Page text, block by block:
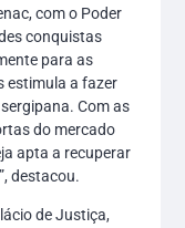
com o Poder
conquistas
para as
estimula a fazer
Com as
do mercado
apta a recuperar
destacou.
de Justiça,